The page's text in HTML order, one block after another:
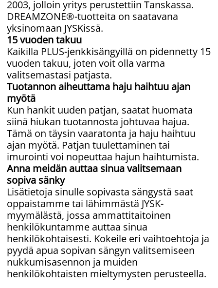
2003, jolloin yritys perustettiin Tanskassa.
DREAMZONE®-tuotteita on saatavana
yksinomaan JYSKissä.
15 vuoden takuu
Kaikilla PLUS-jenkkisängyillä on pidennetty 15
vuoden takuu, joten voit olla varma
valitsemastasi patjasta.
Tuotannon aiheuttama haju haihtuu ajan
myötä
Kun hankit uuden patjan, saatat huomata
siinä hiukan tuotannosta johtuvaa hajua.
Tämä on täysin vaaratonta ja haju haihtuu
ajan myötä. Patjan tuulettaminen tai
imurointi voi nopeuttaa hajun haihtumista.
Anna meidän auttaa sinua valitsemaan
sopiva sänky
Lisätietoja sinulle sopivasta sängystä saat
oppaistamme tai lähimmästä JYSK-
myymälästä, jossa ammattitaitoinen
henkilökuntamme auttaa sinua
henkilökohtaisesti. Kokeile eri vaihtoehtoja ja
pyydä apua sopivan sängyn valitsemiseen
nukkumisasennon ja muiden
henkilökohtaisten mieltymysten perusteella.